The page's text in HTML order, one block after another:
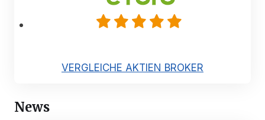
VERGLEICHE AKTIEN BROKER
News